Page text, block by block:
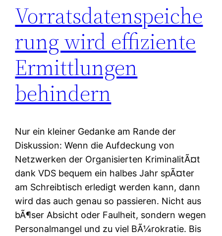
Vorratsdatenspeiche
rung wird effiziente
Ermittlungen
behindern
Nur ein kleiner Gedanke am Rande der
Diskussion: Wenn die Aufdeckung von
Netzwerken der Organisierten KriminalitÃ¤t
dank VDS bequem ein halbes Jahr spÃ¤ter
am Schreibtisch erledigt werden kann, dann
wird das auch genau so passieren. Nicht aus
bÃ¶ser Absicht oder Faulheit, sondern wegen
Personalmangel und zu viel BÃ¼rokratie. Bis